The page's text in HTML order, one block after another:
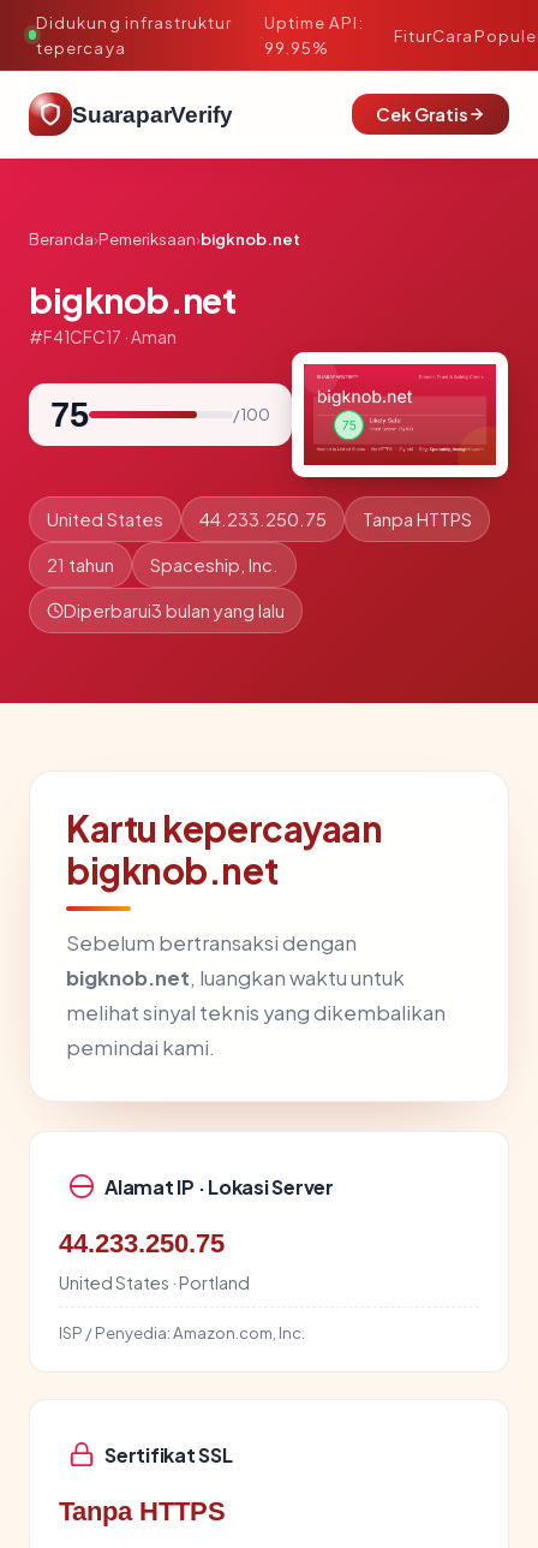
Didukung infrastruktur
tepercaya
·
Uptime API:
99.95%
FiturCara
SuaraparVerify Cek Gratis
Beranda›Pemeriksaan›bigknob.net
bigknob.net
#F41CFC17 · Aman
75 / 100
United States 44.233.250.75 Tanpa HTTPS
21 tahun Spaceship, Inc.
Diperbarui3 bulan yang lalu
Kartu kepercayaan
bigknob.net
Sebelum bertransaksi dengan
bigknob.net, luangkan waktu untuk
melihat sinyal teknis yang dikembalikan
pemindai kami.
Alamat IP · Lokasi Server
44.233.250.75
United States · Portland
ISP / Penyedia:Amazon.com, Inc.
Sertifikat SSL
Tanpa HTTPS